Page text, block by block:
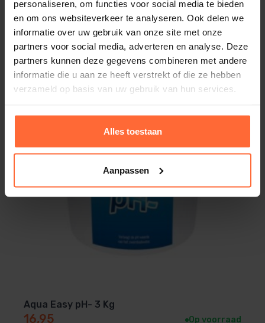
personaliseren, om functies voor social media te bieden
en om ons websiteverkeer te analyseren. Ook delen we
informatie over uw gebruik van onze site met onze
partners voor social media, adverteren en analyse. Deze
partners kunnen deze gegevens combineren met andere
informatie die u aan ze heeft verstrekt of die ze hebben
verzameld op basis van uw gebruik van hun services.
Alles toestaan
Aanpassen
8,95 Op voorraad
Aqua Easy pH- 3 Kg
16,95 Op voorraad